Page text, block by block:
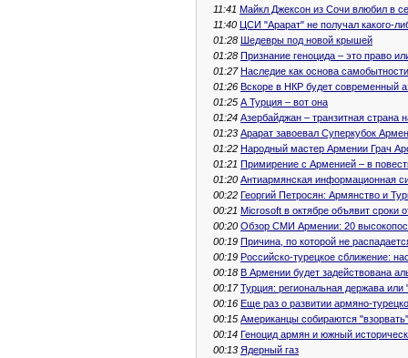
11:41 Майкл Джексон из Сочи влюбил в
11:40 ЦСИ "Арарат" не получал какого-
01:28 Шедевры под новой крышей
01:28 Признание геноцида – это право
01:27 Наследие как основа
01:26 Вскоре в НКР будет современный
01:25 А Турция – вот она
01:24 Азербайджан – транзитная страна
01:23 Арарат завоевал Суперкубок
01:22 Народный мастер Армении Грач
01:21 Примирение с Арменией – в
01:20 Антиармянская информационная
00:22 Георгий Петросян: Армянство и
00:21 Microsoft в октябре объявит сроки
00:20 Обзор СМИ Армении: 20
00:19 Причина, по которой не
00:19 Российско-турецкое сближение:
00:18 В Армении будет задействована
00:17 Турция: региональная держава
00:16 Еще раз о развитии армяно-
00:15 Американцы собираются
00:14 Геноцид армян и южный
00:13 Ядерный газ